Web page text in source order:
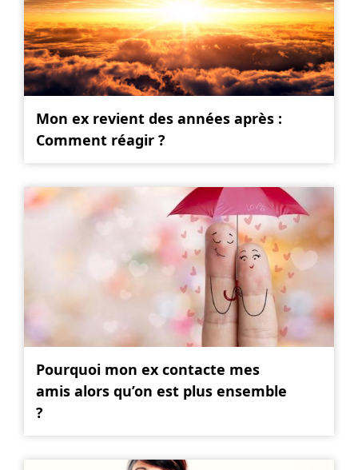
Mon ex revient des années après :
Comment réagir ?
Pourquoi mon ex contacte mes
amis alors qu’on est plus ensemble
?